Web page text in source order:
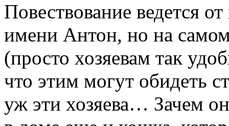
Повествование ведется
имени Антон, но на
(просто хозяевам так
что этим могут обидеть
уж эти хозяева… Зачем